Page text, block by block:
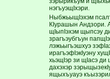
нэгъуэщIхэри.
НыбжьыщIэхэм
КIурашын Андзори.
щIыпIэхэм щыпсэу
зрагъэубгъун
лэжьыгъэшхуэ
ирагъэфIэкIуэну
хьэщIэр зи щIасэ
дахэхэр
ящыхъуауэ